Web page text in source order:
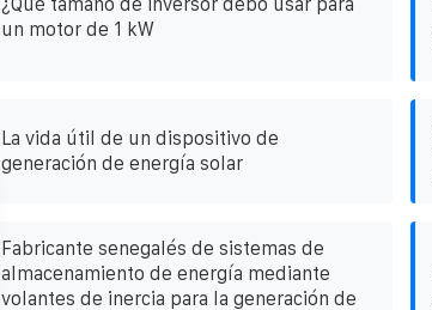
un motor de 1 kW
La vida útil de un dispositivo de
generación de energía solar
Fabricante senegalés de sistemas de
almacenamiento de energía mediante
volantes de inercia para la generación de